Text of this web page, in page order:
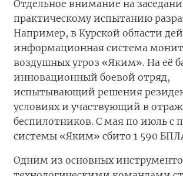
Отдельное внимание на
практическому испытанию
Например, в Курской области
информационная система
воздушных угроз «Яким». На её
инновационный боевой отряд,
испытывающий решения
условиях и участвующий в
беспилотников. С мая по июль с
системы «Яким» сбито 1 590
Одним из основных